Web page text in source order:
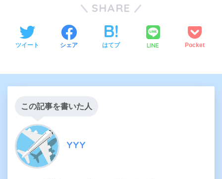
SHARE
ツイート シェア はてブ LINE Pocket
この記事を書いた人
YYY